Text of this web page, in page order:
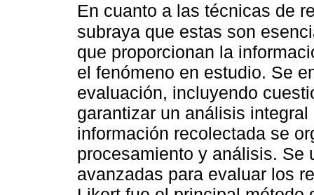
En cuanto a las técnicas de
subraya que estas son
que proporcionan la
el fenómeno en estudio. Se
evaluación, incluyendo
garantizar un análisis
información recolectada se
procesamiento y análisis. Se
avanzadas para evaluar los